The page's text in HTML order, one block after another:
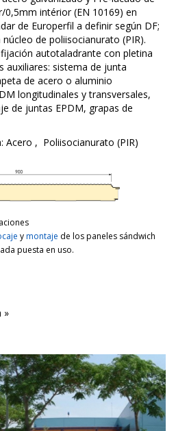
intérior (EN 10169) en
de Europerfil a definir según DF;
de poliisocianurato (PIR).
autotaladrante con pletina
auxiliares: sistema de junta
de acero o aluminio
longitudinales y transversales,
de juntas EPDM, grapas de
Acero , Poliisocianurato (PIR)
ymontaje de los paneles sándwich
puesta en uso.
»